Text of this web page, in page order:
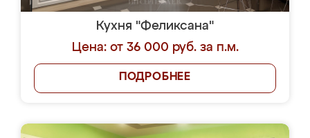
Кухня "Феликсана"
Цена: от 36 000 руб. за п.м.
ПОДРОБНЕЕ